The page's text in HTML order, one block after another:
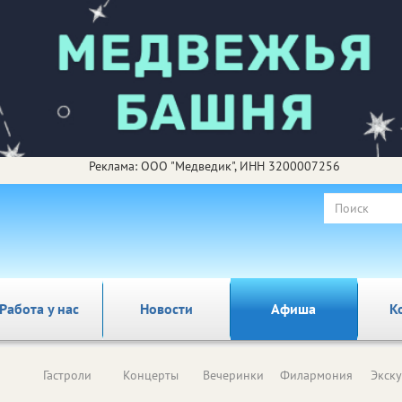
Реклама: ООО "Медведик", ИНН 3200007256
у нас Новости Афиша
Гастроли Концерты Вечеринки Филармония